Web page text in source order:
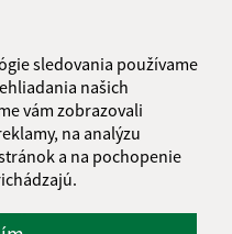
sledovania používame
našich
vám zobrazovali
na analýzu
a na pochopenie
stránke:
údajov